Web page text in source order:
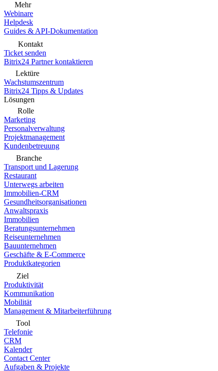
Mehr
Webinare
Helpdesk
Guides & API-Dokumentation
Kontakt
Ticket senden
Bitrix24 Partner kontaktieren
Lektüre
Wachstumszentrum
Bitrix24 Tipps & Updates
Lösungen
Rolle
Marketing
Personalverwaltung
Projektmanagement
Kundenbetreuung
Branche
Transport und Lagerung
Restaurant
Unterwegs arbeiten
Immobilien-CRM
Gesundheitsorganisationen
Anwaltspraxis
Immobilien
Beratungsunternehmen
Reiseunternehmen
Bauunternehmen
Geschäfte & E-Commerce
Produktkategorien
Ziel
Produktivität
Kommunikation
Mobilität
Management & Mitarbeiterführung
Tool
Telefonie
CRM
Kalender
Contact Center
Aufgaben & Projekte